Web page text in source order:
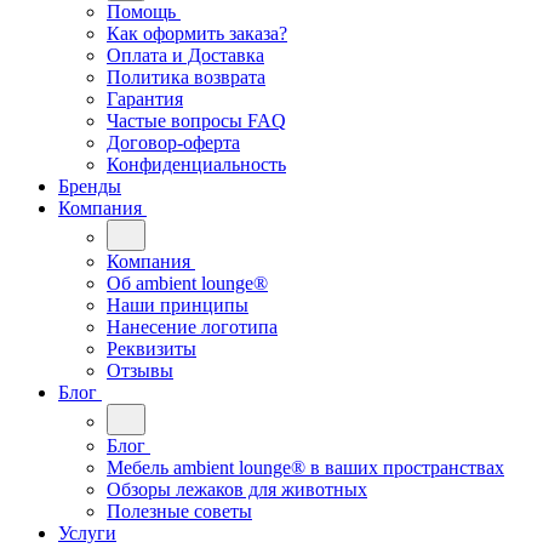
Помощь
Как оформить заказа?
Оплата и Доставка
Политика возврата
Гарантия
Частые вопросы FAQ
Договор-оферта
Конфиденциальность
Бренды
Компания
Компания
Oб ambient lounge®
Наши принципы
Нанесение логотипа
Реквизиты
Отзывы
Блог
Блог
Мебель ambient lounge® в ваших пространствах
Обзоры лежаков для животных
Полезные советы
Услуги